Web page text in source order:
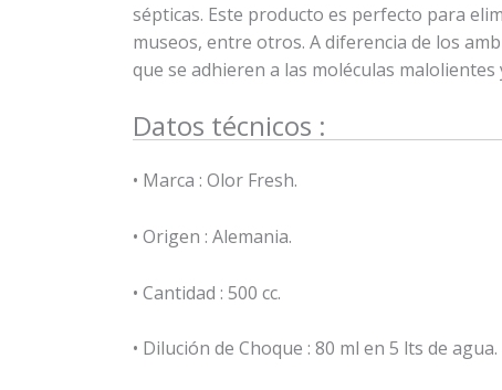
sépticas. Este producto es perfecto para
museos, entre otros. A diferencia de los
que se adhieren a las moléculas
Datos técnicos :
• Marca : Olor Fresh.
• Origen : Alemania.
• Cantidad : 500 cc.
• Dilución de Choque : 80 ml en 5 lts de